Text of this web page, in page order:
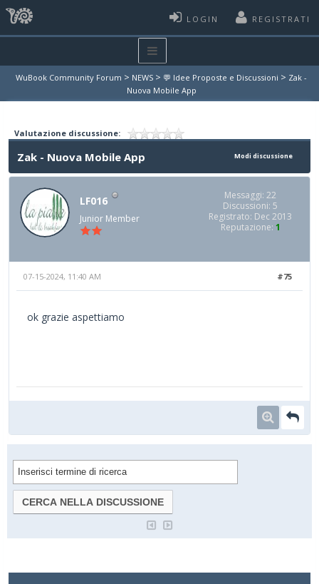
LOGIN REGISTRATI
WuBook Community Forum > NEWS > 💬 Idee Proposte e Discussioni > Zak -
Nuova Mobile App
Valutazione discussione:
Modi discussione
Zak - Nuova Mobile App
LF016
Junior Member
Messaggi: 22
Discussioni: 5
Registrato: Dec 2013
Reputazione: 1
#75
07-15-2024, 11:40 AM
ok grazie aspettiamo